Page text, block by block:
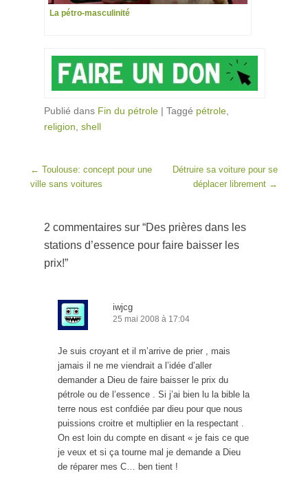
La pétro-masculinité
Publié dans Fin du pétrole | Taggé pétrole
religion shell
Post navigation
← Toulouse: concept pour une
ville sans voitures
Détruire sa voiture pour se
déplacer librement →
2 commentaires sur “Des prières dans les
stations d’essence pour faire baisser les
prix!”
iwjcg
25 mai 2008 à 17:04
Je suis croyant et il m’arrive de prier , mais
jamais il ne me viendrait a l’idée d’aller
demander a Dieu de faire baisser le prix du
pétrole ou de l’essence . Si j’ai bien lu la bible la
terre nous est confdiée par dieu pour que nous
puissions croitre et multiplier en la respectant .
On est loin du compte en disant « je fais ce que
je veux et si ça tourne mal je demande a Dieu
de réparer mes C… ben tient !